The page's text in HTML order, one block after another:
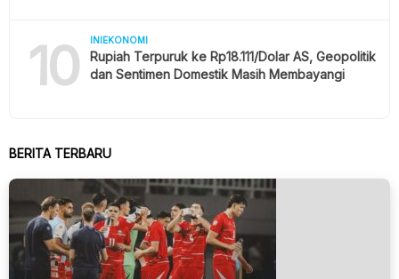
10 INIEKONOMI
Rupiah Terpuruk ke Rp18.111/Dolar AS, Geopolitik
dan Sentimen Domestik Masih Membayangi
BERITA TERBARU